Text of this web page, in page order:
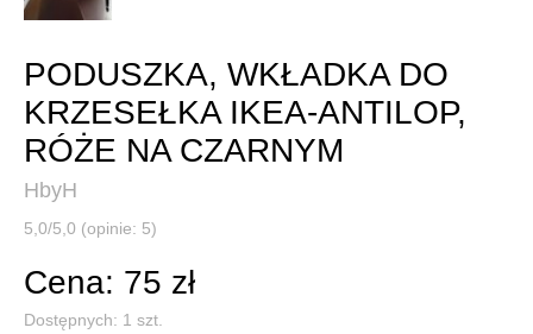
PODUSZKA, WKŁADKA DO
KRZESEŁKA IKEA-ANTILOP,
RÓŻE NA CZARNYM
HbyH
5,0/5,0 (opinie: 5)
Cena: 75 zł
Dostępnych: 1 szt.